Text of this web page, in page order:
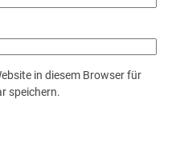
in diesem Browser für
speichern.